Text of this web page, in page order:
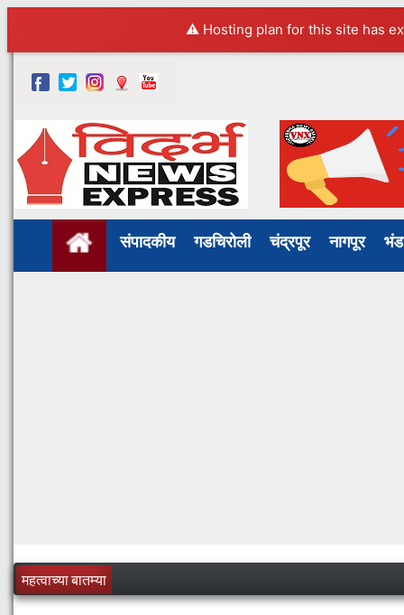
⚠️ Hosting plan for this site has
संपादकीय गडचिरोली चंद्रपूर नागपूर
महत्वाच्या बातम्या